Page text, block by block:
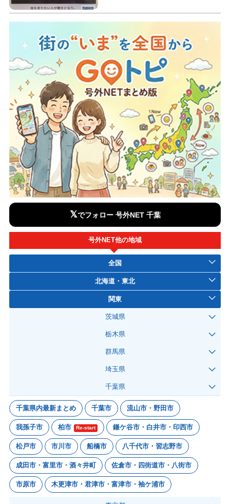
𝕏でフォロー 号外NET 千葉
号外NET他の地域
全国
北海道・東北
関東
茨城県
栃木県
群馬県
埼玉県
千葉県
千葉県内最新まとめ 千葉市 流山市・野田市
我孫子市 柏市 Re-start 鎌ケ谷市・白井市・印西市
松戸市 市川市 船橋市 八千代市・習志野市
成田市・富里市・酒々井町 佐倉市・四街道市・八街市
市原市 木更津市・君津市・富津市・袖ケ浦市